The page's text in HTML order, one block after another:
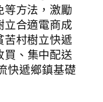
方法，激勵
合適電商成
苦村樹立快遞
買、集中配送
快遞鄉鎮基礎